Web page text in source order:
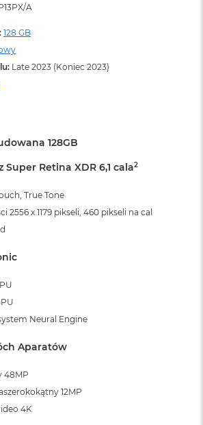
A
128 GB
Late 2023 (Koniec 2023)
128GB
Super Retina XDR 6,1 cala2
True Tone
2556 x 1179 pikseli, 460 pikseli na cal
Neural Engine
Aparatów
48MP
12MP
4K